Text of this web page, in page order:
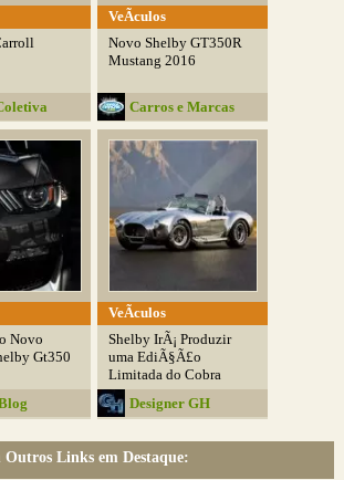
VeÃ­culos
Novo Shelby GT350R
Mustang 2016
Carros e Marcas
Novo
Gt350
VeÃ­culos
Shelby IrÃ¡ Produzir
uma EdiÃ§Ã£o
Limitada do Cobra
Designer GH
Links em Destaque: